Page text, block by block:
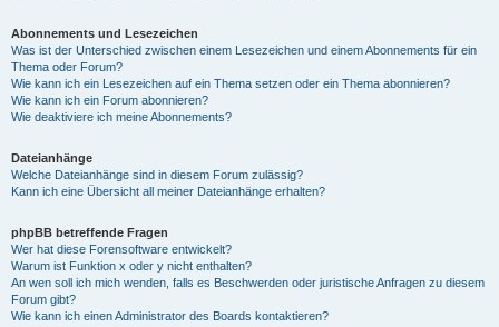
Abonnements und Lesezeichen
Was ist der Unterschied zwischen einem Lesezeichen und einem Abonnements für ein
Thema oder Forum?
Wie kann ich ein Lesezeichen auf ein Thema setzen oder ein Thema abonnieren?
Wie kann ich ein Forum abonnieren?
Wie deaktiviere ich meine Abonnements?
Dateianhänge
Welche Dateianhänge sind in diesem Forum zulässig?
Kann ich eine Übersicht all meiner Dateianhänge erhalten?
phpBB betreffende Fragen
Wer hat diese Forensoftware entwickelt?
Warum ist Funktion x oder y nicht enthalten?
An wen soll ich mich wenden, falls es Beschwerden oder juristische Anfragen zu diesem
Forum gibt?
Wie kann ich einen Administrator des Boards kontaktieren?